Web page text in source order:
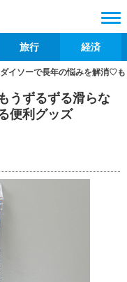
旅行 経済
ダイソーで長年の悩みを解消♡
うずるずる滑らな
便利グッズ